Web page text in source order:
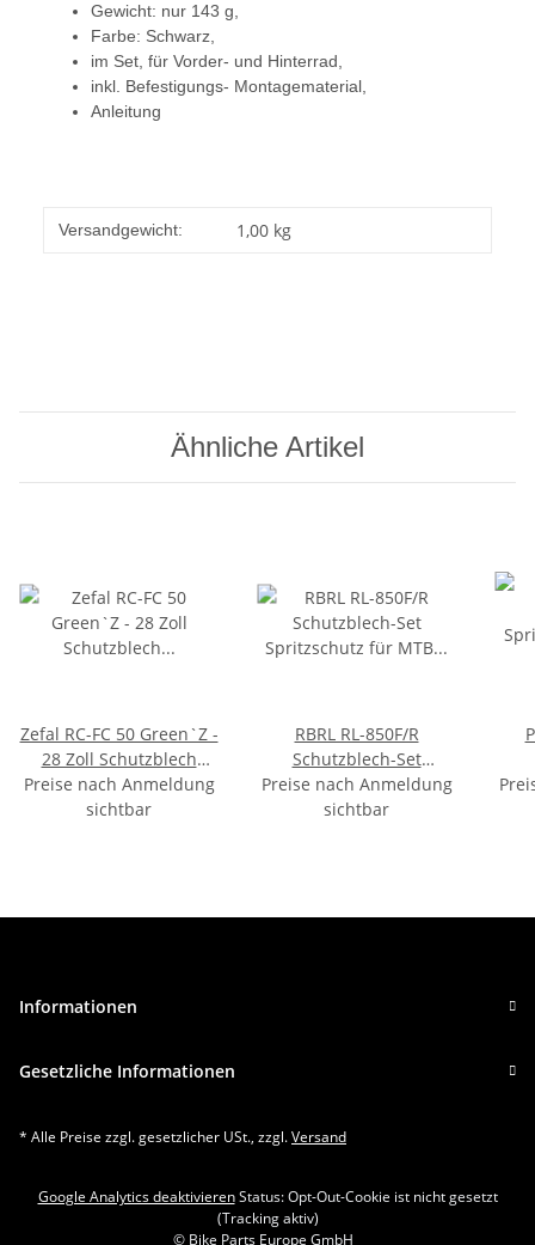
Gewicht: nur 143 g,
Farbe: Schwarz,
im Set, für Vorder- und Hinterrad,
inkl. Befestigungs- Montagematerial,
Anleitung
Versandgewicht: 1,00 kg
Ähnliche Artikel
Zefal RC-FC 50 Green`Z -
28 Zoll Schutzblech
Schutzblechgarnitur -
28"
Preise nach Anmeldung
sichtbar
RBRL RL-850F/R
Schutzblech-Set
Spritzschutz für MTB
26"-29" Schwarz
Preise nach Anmeldung
sichtbar
Informationen
Gesetzliche Informationen
* Alle Preise zzgl. gesetzlicher USt., zzgl.Versand
Google Analytics deaktivieren Status: Opt-Out-Cookie ist nicht gesetzt
(Tracking aktiv)
© Bike Parts Europe GmbH